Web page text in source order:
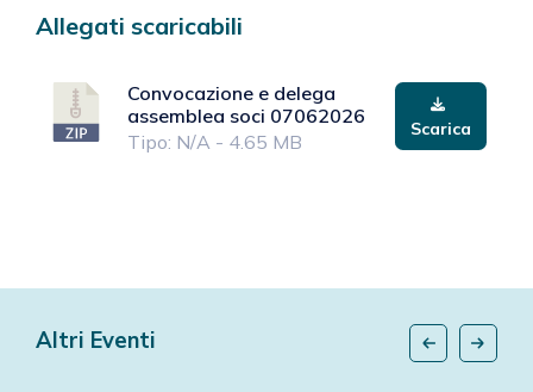
Allegati scaricabili
Convocazione e delega
assemblea soci 07062026
Tipo: N/A - 4.65 MB
Scarica
Altri Eventi